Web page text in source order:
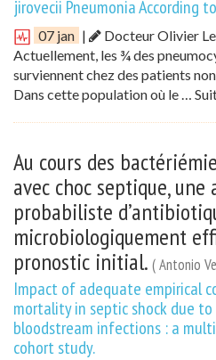
jirovecii Pneumonia According
07 jan |
Docteur Olivier
Actuellement, les ¾ des
surviennent chez des patients
Dans cette population où le …
Au cours des
avec choc septique, une
probabiliste
microbiologiquement
pronostic initial. ( Antonio
Impact of adequate empirical
mortality in septic shock due to
bloodstream infections : a
cohort study.